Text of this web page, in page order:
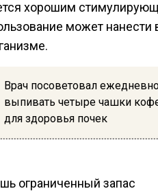
хорошим
может нанести
Врач посоветовал
выпивать четыре чашки
для здоровья почек
ограниченный запас